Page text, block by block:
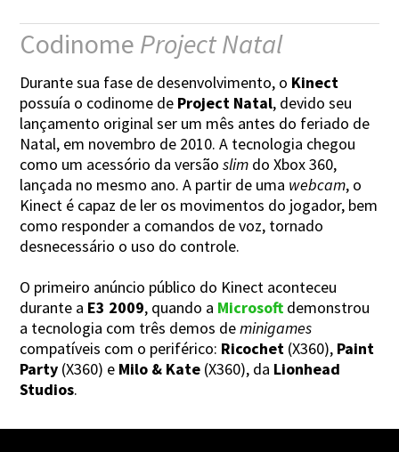
Codinome Project Natal
Durante sua fase de desenvolvimento, o Kinect
possuía o codinome de Project Natal, devido seu
lançamento original ser um mês antes do feriado de
Natal, em novembro de 2010. A tecnologia chegou
como um acessório da versãoslim do Xbox 360,
lançada no mesmo ano. A partir de uma webcam, o
Kinect é capaz de ler os movimentos do jogador, bem
como responder a comandos de voz, tornado
desnecessário o uso do controle.
O primeiro anúncio público do Kinect aconteceu
durante a E3 2009, quando a Microsoft demonstrou
a tecnologia com três demos deminigames
compatíveis com o periférico: Ricochet (X360), Paint
Party (X360) e Milo & Kate (X360), da Lionhead
Studios.